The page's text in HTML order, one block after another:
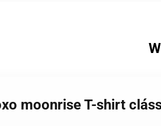
moonrise T-shirt